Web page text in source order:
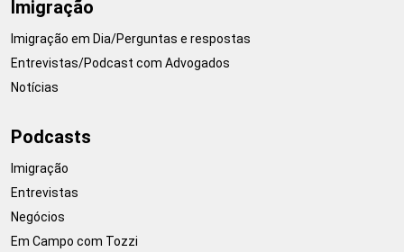
Imigração
Imigração em Dia/Perguntas e respostas
Entrevistas/Podcast com Advogados
Notícias
Podcasts
Imigração
Entrevistas
Negócios
Em Campo com Tozzi